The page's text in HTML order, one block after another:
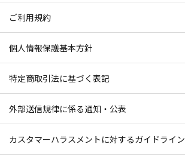
ご利用規約
個人情報保護基本方針
特定商取引法に基づく表記
外部送信規律に係る通知・公表
カスタマーハラスメントに対するガイドライン